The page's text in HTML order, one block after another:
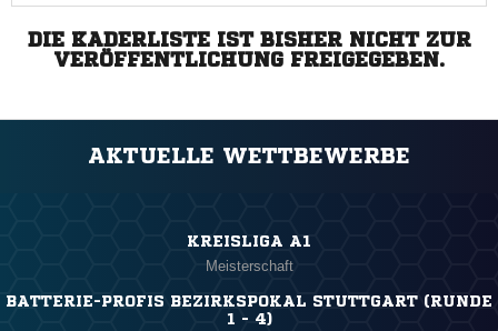
DIE KADERLISTE IST BISHER NICHT ZUR
VERÖFFENTLICHUNG FREIGEGEBEN.
AKTUELLE WETTBEWERBE
KREISLIGA A1
Meisterschaft
BATTERIE-PROFIS BEZIRKSPOKAL STUTTGART (RUNDE
1 - 4)